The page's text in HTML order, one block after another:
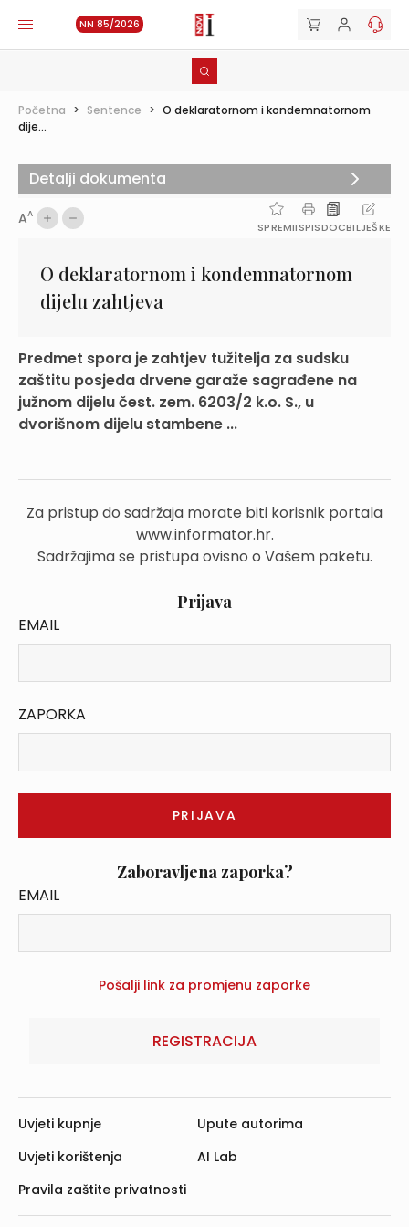
NN 85/2026
Početna > Sentence > O deklaratornom i kondemnatornom
dije...
AA
SPREMIISPISDOCBILJEŠKE
O deklaratornom i kondemnatornom
dijelu zahtjeva
Predmet spora je zahtjev tužitelja za sudsku
zaštitu posjeda drvene garaže sagrađene na
južnom dijelu čest. zem. 6203/2 k.o. S., u
dvorišnom dijelu stambene ...
Za pristup do sadržaja morate biti korisnik portala
www.informator.hr.
Sadržajima se pristupa ovisno o Vašem paketu.
Prijava
EMAIL
ZAPORKA
Zaboravljena zaporka?
EMAIL
REGISTRACIJA
Detalji dokumenta
Uvjeti kupnje
Uvjeti korištenja
Pravila zaštite privatnosti
Upute autorima
AI Lab